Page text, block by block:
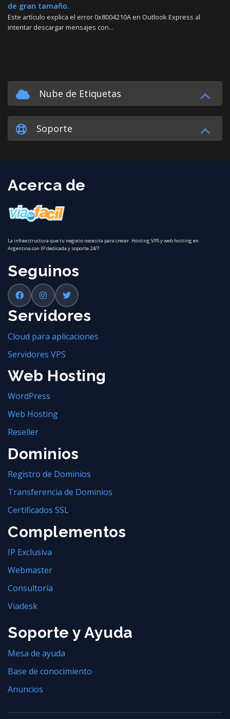
de gran tamaño.
Este artículo explica el error 0x8004210A en Outlook Express al
intentar descargar mensajes con...
Nube de Etiquetas
Soporte
Acerca de
La infraestructura que tu negocio necesita para crecer. Hosting VPS y web hosting en
Argentina con IP dedicada y soporte 24/7.
Seguinos
Servidores
Cloud para aplicaciones
Servidores VPS
Web Hosting
WordPress
Web Hosting
Reseller
Dominios
Registro de Dominios
Transferencia de Dominios
Certificados SSL
Complementos
IP Exclusiva
Webmaster
Consultoría
Viadesk
Soporte y Ayuda
Mesa de ayuda
Base de conocimiento
Anuncios